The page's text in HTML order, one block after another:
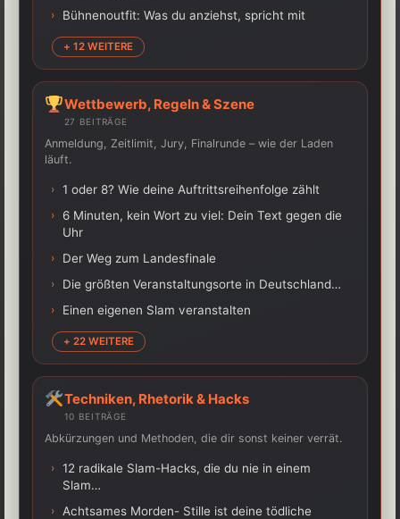
› Bühnenoutfit: Was du anziehst, spricht mit
+ 12 WEITERE
Wettbewerb, Regeln & Szene
27 BEITRÄGE
Anmeldung, Zeitlimit, Jury, Finalrunde – wie der Laden
läuft.
› 1 oder 8? Wie deine Auftrittsreihenfolge zählt
›
6 Minuten, kein Wort zu viel: Dein Text gegen die
Uhr
› Der Weg zum Landesfinale
› Die größten Veranstaltungsorte in Deutschland…
› Einen eigenen Slam veranstalten
+ 22 WEITERE
Techniken, Rhetorik & Hacks
10 BEITRÄGE
Abkürzungen und Methoden, die dir sonst keiner verrät.
› 12 radikale Slam-Hacks, die du nie in einem
Slam…
›
Achtsames Morden- Stille ist deine tödliche